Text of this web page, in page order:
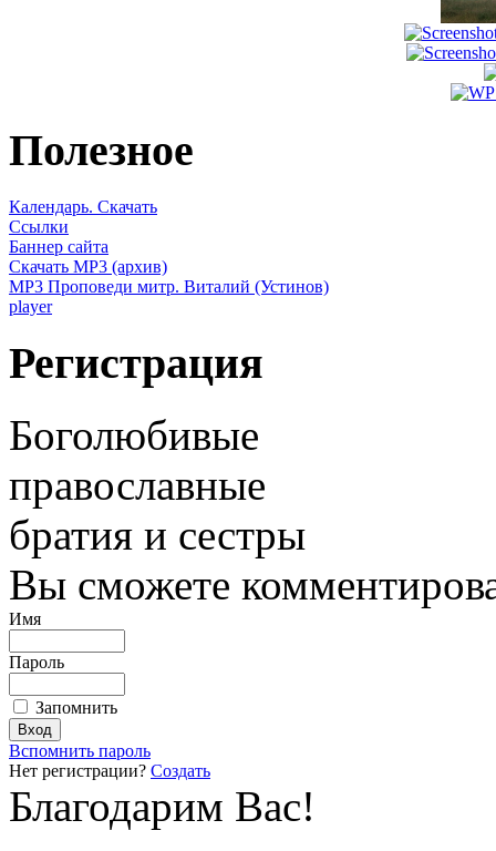
Полезное
Календарь. Скачать
Ссылки
Баннер сайта
Скачать MP3 (архив)
MP3 Проповеди митр. Виталий (Устинов)
player
Регистрация
Боголюбивые
православные
братия и сестры
Вы сможете
Имя
Пароль
Запомнить
Вспомнить пароль
Нет регистрации? Создать
Благодарим Вас!